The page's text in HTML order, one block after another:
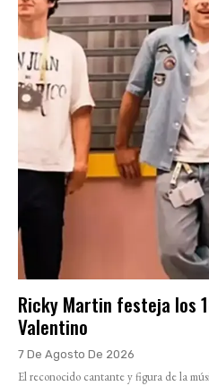
Ricky Martin festeja los
Valentino
7 De Agosto De 2026
El reconocido cantante y figura de la